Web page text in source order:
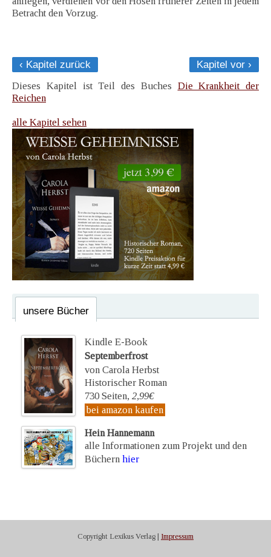
Betracht den Vorzug.
‹ Kapitel zurück
Kapitel vor ›
Dieses Kapitel ist Teil des Buches Die Krankheit der
Reichen
alle Kapitel sehen
unsere Bücher
Kindle E-Book
Septemberfrost
von Carola Herbst
Historischer Roman
730 Seiten, 2,99€
bei amazon kaufen
Hein Hannemann
alle Informationen zum Projekt und den
Büchern hier
Copyright Lexikus Verlag | Impressum